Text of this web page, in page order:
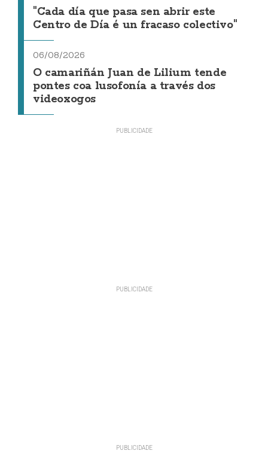
"Cada día que pasa sen abrir este
Centro de Día é un fracaso colectivo"
06/08/2026
O camariñán Juan de Lilium tende
pontes coa lusofonía a través dos
videoxogos